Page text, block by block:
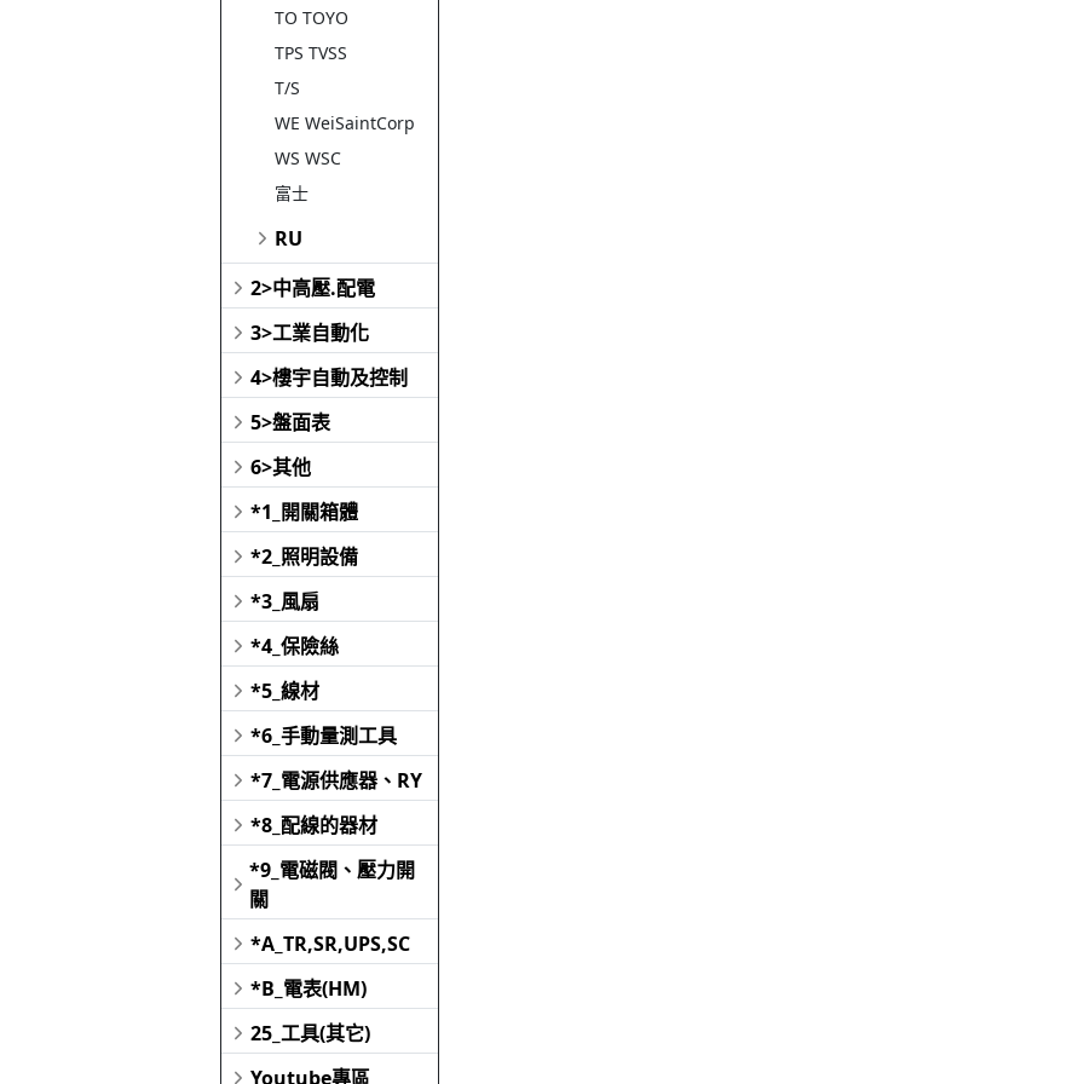
TO TOYO
TPS TVSS
T/S
WE WeiSaintCorp
WS WSC
富士
RU
2>中高壓.配電
3>工業自動化
4>樓宇自動及控制
5>盤面表
6>其他
*1_開關箱體
*2_照明設備
*3_風扇
*4_保險絲
*5_線材
*6_手動量測工具
*7_電源供應器、RY
*8_配線的器材
*9_電磁閥、壓力開
關
*A_TR,SR,UPS,SC
*B_電表(HM)
25_工具(其它)
Youtube專區